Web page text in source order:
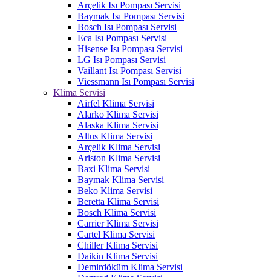
Arçelik Isı Pompası Servisi
Baymak Isı Pompası Servisi
Bosch Isı Pompası Servisi
Eca Isı Pompası Servisi
Hisense Isı Pompası Servisi
LG Isı Pompası Servisi
Vaillant Isı Pompası Servisi
Viessmann Isı Pompası Servisi
Klima Servisi
Airfel Klima Servisi
Alarko Klima Servisi
Alaska Klima Servisi
Altus Klima Servisi
Arçelik Klima Servisi
Ariston Klima Servisi
Baxi Klima Servisi
Baymak Klima Servisi
Beko Klima Servisi
Beretta Klima Servisi
Bosch Klima Servisi
Carrier Klima Servisi
Cartel Klima Servisi
Chiller Klima Servisi
Daikin Klima Servisi
Demirdöküm Klima Servisi